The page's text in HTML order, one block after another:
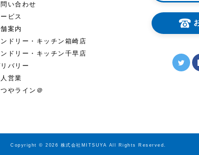
い合わせ
ビス
案内
ドリー・キッチン箱崎店
ドリー・キッチン千早店
バリー
営業
やライン＠
Copyright © 2026 株式会社MITSUYA All Rights Reserved.